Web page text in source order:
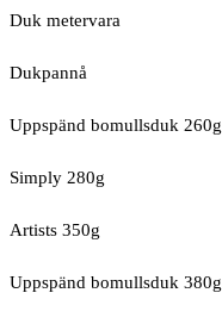
Duk metervara
Dukpannå
Uppspänd bomullsduk 260g
Simply 280g
Artists 350g
Uppspänd bomullsduk 380g